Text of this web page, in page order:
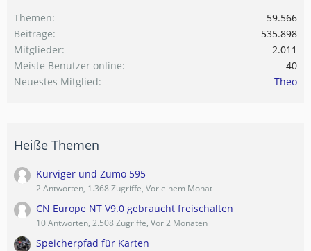
Themen
59.566
Beiträge
535.898
Mitglieder
2.011
Meiste Benutzer online
40
Neuestes Mitglied
Theo
Heiße Themen
Kurviger und Zumo 595
2 Antworten, 1.368 Zugriffe, Vor einem Monat
CN Europe NT V9.0 gebraucht freischalten
10 Antworten, 2.508 Zugriffe, Vor 2 Monaten
Speicherpfad für Karten